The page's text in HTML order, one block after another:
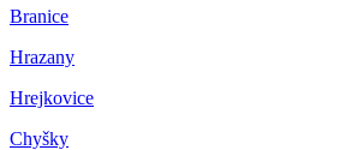
Branice
Hrazany
Hrejkovice
Chyšky